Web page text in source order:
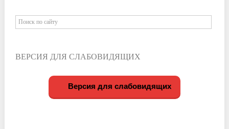
ВЕРСИЯ ДЛЯ СЛАБОВИДЯЩИХ
Версия для слабовидящих